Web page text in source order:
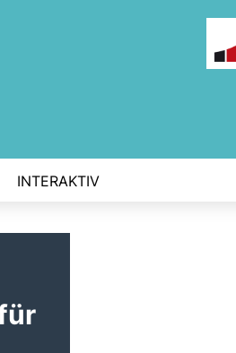
INTERAKTIV